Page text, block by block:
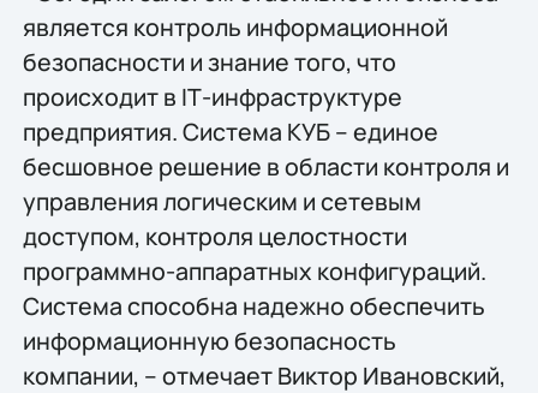
является контроль информационной
безопасности и знание того, что
происходит в IТ-инфраструктуре
предприятия. Система КУБ – единое
бесшовное решение в области контроля и
управления логическим и сетевым
доступом, контроля целостности
программно-аппаратных конфигураций.
Система способна надежно обеспечить
информационную безопасность
компании, – отмечает Виктор Ивановский,